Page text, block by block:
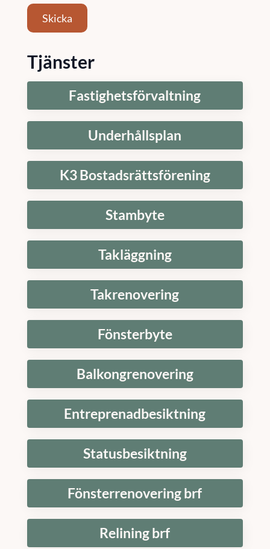
Skicka
Tjänster
Fastighetsförvaltning
Underhållsplan
K3 Bostadsrättsförening
Stambyte
Takläggning
Takrenovering
Fönsterbyte
Balkongrenovering
Entreprenadbesiktning
Statusbesiktning
Fönsterrenovering brf
Relining brf